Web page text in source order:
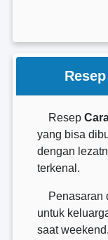
Resep
yang bisa
dengan
terkenal.
Penasaran
untuk
saat